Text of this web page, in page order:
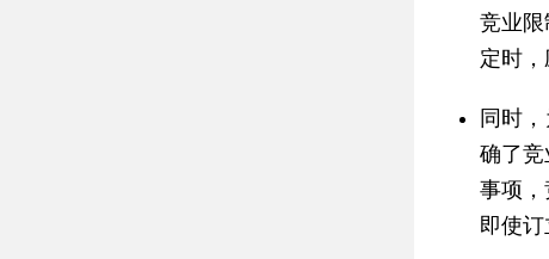
竞业
定时，
同时
确了
事项
即使订